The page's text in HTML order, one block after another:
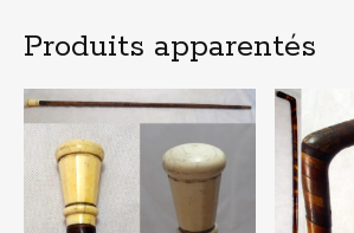
Produits apparentés